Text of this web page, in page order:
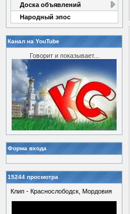
Доска объявлений
Народный эпос
Канал на YouTube
Говорит и показывает...
Форма входа
15244 просмотра
Клип - Краснослободск, Мордовия